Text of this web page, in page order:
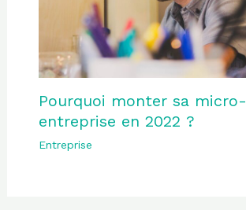
Pourquoi monter sa micro-
entreprise en 2022 ?
Entreprise